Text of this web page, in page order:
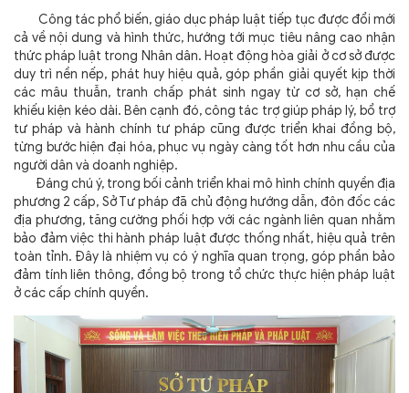
Công tác phổ biến, giáo dục pháp luật tiếp tục được đổi mới
cả về nội dung và hình thức, hướng tới mục tiêu nâng cao nhận
thức pháp luật trong Nhân dân. Hoạt động hòa giải ở cơ sở được
duy trì nền nếp, phát huy hiệu quả, góp phần giải quyết kịp thời
các mâu thuẫn, tranh chấp phát sinh ngay từ cơ sở, hạn chế
khiếu kiện kéo dài. Bên cạnh đó, công tác trợ giúp pháp lý, bổ trợ
tư pháp và hành chính tư pháp cũng được triển khai đồng bộ,
từng bước hiện đại hóa, phục vụ ngày càng tốt hơn nhu cầu của
người dân và doanh nghiệp.
Đáng chú ý, trong bối cảnh triển khai mô hình chính quyền địa
phương 2 cấp, Sở Tư pháp đã chủ động hướng dẫn, đôn đốc các
địa phương, tăng cường phối hợp với các ngành liên quan nhằm
bảo đảm việc thi hành pháp luật được thống nhất, hiệu quả trên
toàn tỉnh. Đây là nhiệm vụ có ý nghĩa quan trọng, góp phần bảo
đảm tính liên thông, đồng bộ trong tổ chức thực hiện pháp luật
ở các cấp chính quyền.